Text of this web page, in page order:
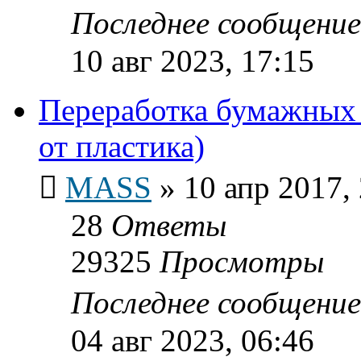
Последнее
10 авг 2023, 17:15
Переработка бумажных
от пластика)
MASS » 10 апр 2017,
28 Ответы
29325 Просмотры
Последнее
04 авг 2023, 06:46